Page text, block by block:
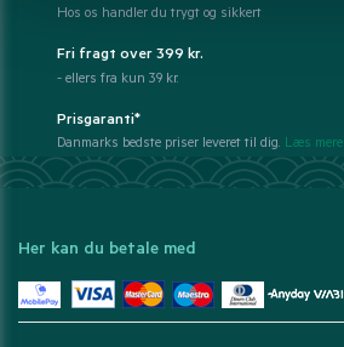
Hos os handler du trygt og sikkert
Fri fragt over 399 kr.
- ellers fra kun 39 kr.
Prisgaranti*
Danmarks bedste priser leveret til dig. Læs mere
Her kan du betale med